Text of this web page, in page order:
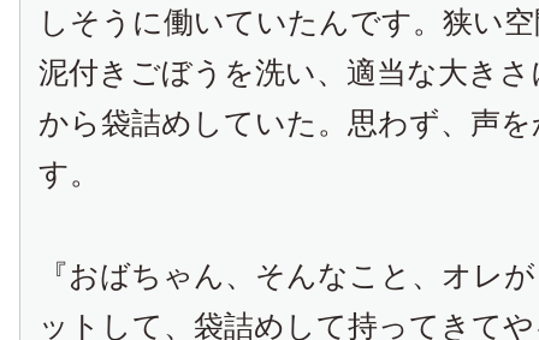
しそうに働いていたんです。狭い
泥付きごぼうを洗い、適当な大き
から袋詰めしていた。思わず、声
す。
『おばちゃん、そんなこと、オレ
ットして、袋詰めして持ってきて